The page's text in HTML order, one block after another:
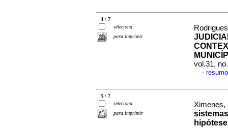
4 / 7
seleciona
para imprimir
vol.31,
·
5 / 7
seleciona
para imprimir
Ximenes,